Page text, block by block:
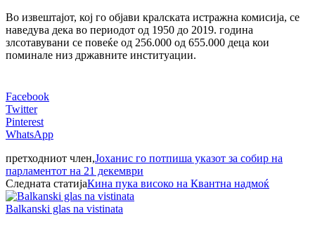
Во извештајот, кој го објави кралската истражна комисија, се
наведува дека во периодот од 1950 до 2019. година
злсотавувани се повеќе од 256.000 од 655.000 деца кои
поминале низ државните институации.
Facebook
Twitter
Pinterest
WhatsApp
претходниот член,Јоханис го потпиша указот за собир на
парламентот на 21 декември
Следната статијаКина пука високо на Квантна надмоќ
Balkanski glas na vistinata